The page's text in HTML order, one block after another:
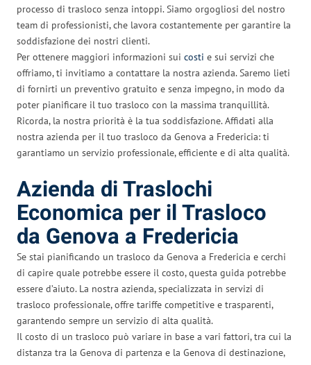
processo di trasloco senza intoppi. Siamo orgogliosi del nostro
team di professionisti, che lavora costantemente per garantire la
soddisfazione dei nostri clienti.
Per ottenere maggiori informazioni sui costi e sui servizi che
offriamo, ti invitiamo a contattare la nostra azienda. Saremo lieti
di fornirti un preventivo gratuito e senza impegno, in modo da
poter pianificare il tuo trasloco con la massima tranquillità.
Ricorda, la nostra priorità è la tua soddisfazione. Affidati alla
nostra azienda per il tuo trasloco da Genova a Fredericia: ti
garantiamo un servizio professionale, efficiente e di alta qualità.
Azienda di Traslochi
Economica per il Trasloco
da Genova a Fredericia
Se stai pianificando un trasloco da Genova a Fredericia e cerchi
di capire quale potrebbe essere il costo, questa guida potrebbe
essere d’aiuto. La nostra azienda, specializzata in servizi di
trasloco professionale, offre tariffe competitive e trasparenti,
garantendo sempre un servizio di alta qualità.
Il costo di un trasloco può variare in base a vari fattori, tra cui la
distanza tra la Genova di partenza e la Genova di destinazione,